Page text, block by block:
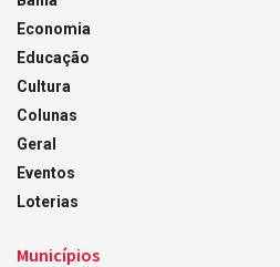
Economia
Educação
Cultura
Colunas
Geral
Eventos
Loterias
Municípios